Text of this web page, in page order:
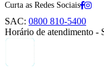
Curta as Redes Sociais
SAC: 0800 810-5400
Horário de atendimento -